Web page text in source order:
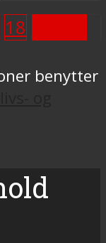
18
benytter